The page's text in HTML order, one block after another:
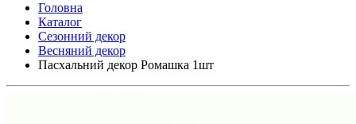
Головна
Каталог
Сезонний декор
Весняний декор
Пасхальний декор Ромашка 1шт